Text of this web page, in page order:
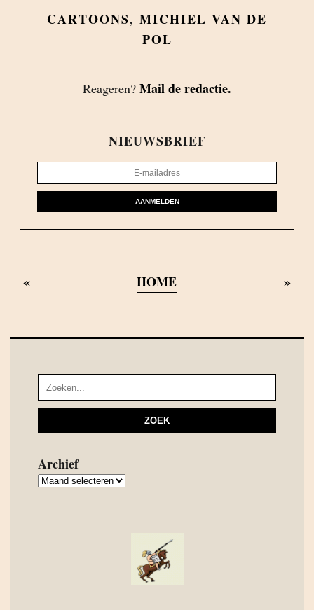
CARTOONS, MICHIEL VAN DE
POL
Reageren? Mail de redactie.
NIEUWSBRIEF
AANMELDEN
« HOME »
Archief
Archief